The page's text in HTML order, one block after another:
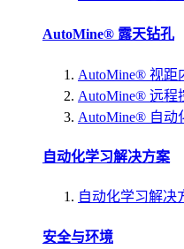
AutoMine® 露天钻孔
AutoMine® 视距
AutoMine® 远程
AutoMine® 自动
自动化学习解决方案
自动化学习解决
安全与环境